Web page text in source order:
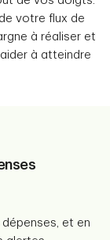
votre flux de
à réaliser et
à atteindre
et en